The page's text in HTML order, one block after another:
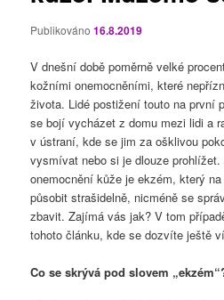
Publikováno16.8.2019
V dnešní době poměrně velké
kožními onemocněními, které
života. Lidé postižení touto na první
se bojí vycházet z domu mezi lidi a
v ústraní, kde se jim za ošklivou
vysmívat nebo si je dlouze
onemocnění kůže je ekzém, který
působit strašidelně, nicméně se
zbavit. Zajímá vás jak? V tom
tohoto článku, kde se dozvíte ještě
Co se skrývá pod slovem